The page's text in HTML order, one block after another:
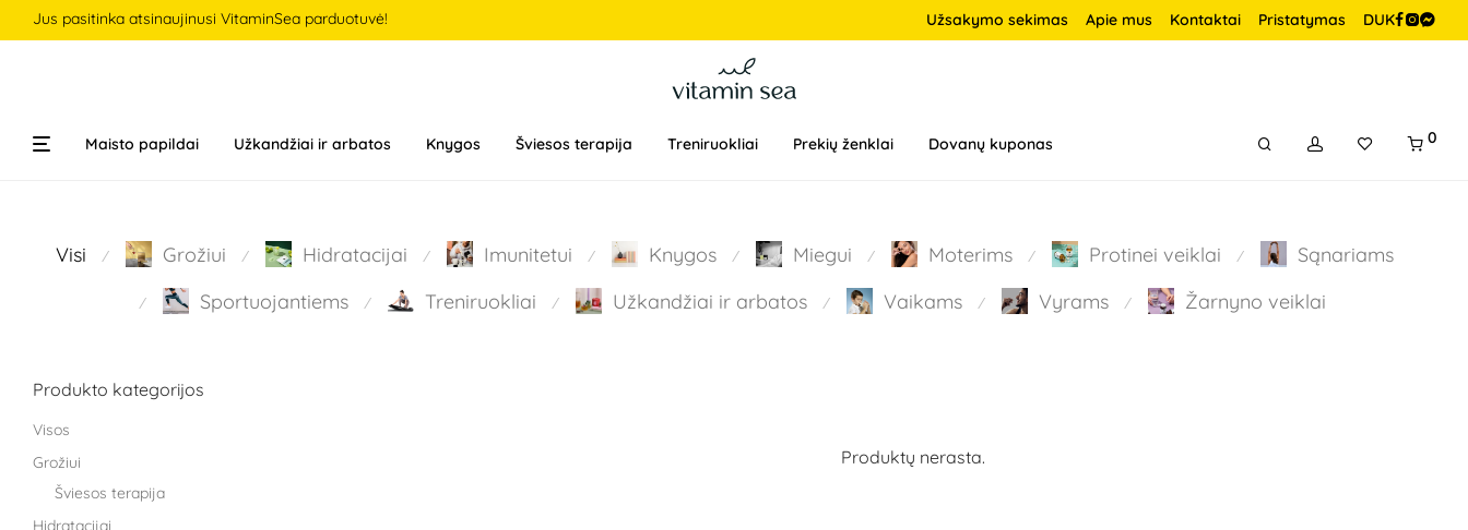
Jus pasitinka atsinaujinusi VitaminSea parduotuvė! Užsakymo sekimas Apie mus Kontaktai Pristatymas DUK
Maisto papildai Užkandžiai ir arbatos Knygos Šviesos terapija Treniruokliai Prekių ženklai Dovanų kuponas 0
Visi ⁄ Grožiui ⁄ Hidratacijai ⁄ Imunitetui ⁄ Knygos ⁄ Miegui ⁄ Moterims ⁄ Protinei veiklai ⁄ Sąnariams
⁄ Sportuojantiems ⁄ Treniruokliai ⁄ Užkandžiai ir arbatos ⁄ Vaikams ⁄ Vyrams ⁄ Žarnyno veiklai
Produkto kategorijos
Visos
Grožiui
Šviesos terapija
Hidratacijai
Produktų nerasta.